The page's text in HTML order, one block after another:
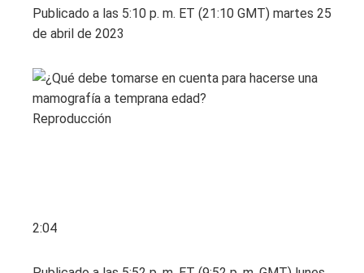
Publicado a las 5:10 p. m. ET (21:10 GMT) martes 25
de abril de 2023
Reproducción
2:04